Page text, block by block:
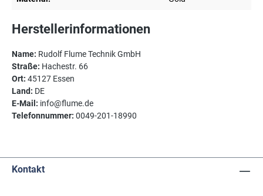
Herstellerinformationen
Name: Rudolf Flume Technik GmbH
Straße: Hachestr. 66
Ort: 45127 Essen
Land: DE
E-Mail: info@flume.de
Telefonnummer: 0049-201-18990
Kontakt